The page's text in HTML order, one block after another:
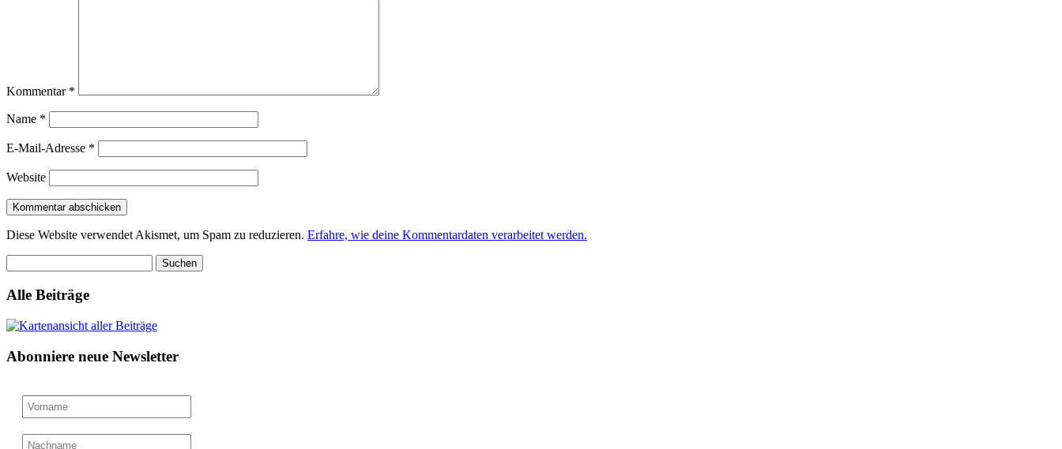
Kommentar *
Name *
E-Mail-Adresse *
Website
Diese Website verwendet Akismet, um Spam zu reduzieren. Erfahre, wie deine Kommentardaten verarbeitet werden.
nach:
Alle Beiträge
Abonniere neue Newsletter